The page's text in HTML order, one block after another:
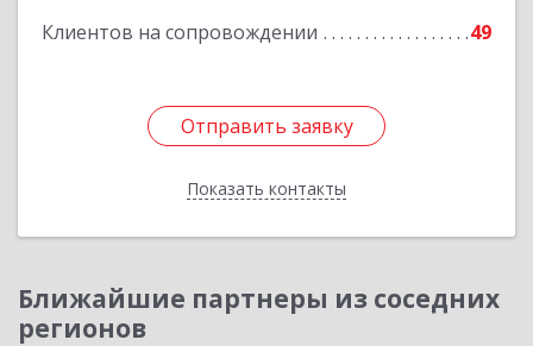
Клиентов на сопровождении 49
Отправить заявку
Показать контакты
Подробнее
Отправить заявку
Назад
Ближайшие партнеры из соседних
регионов